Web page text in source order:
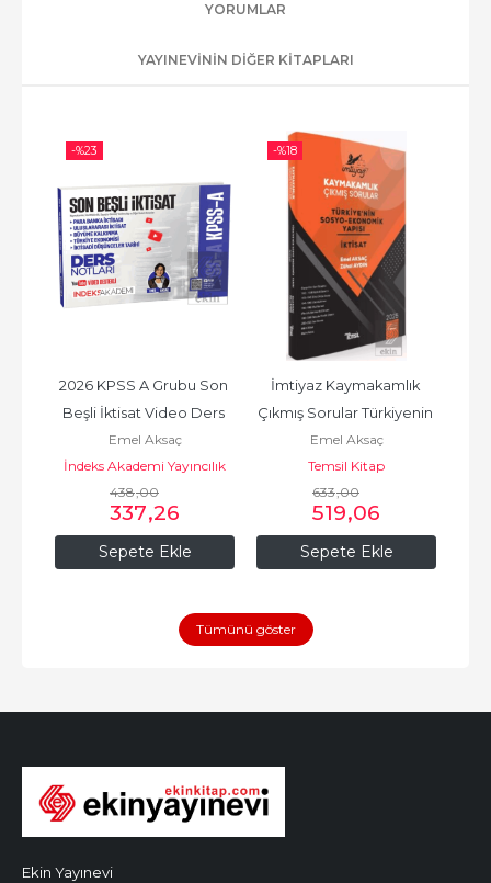
YORUMLAR
YAYINEVININ DIĞER KITAPLARI
-%23
Sepete Ekle
2026 KPSS A Grubu Son
Beşli İktisat Video Ders
Notları
Emel Aksaç
İndeks Akademi Yayıncılık
438,00
337,26
-%18
Sepete Ekle
İmtiyaz Kaymakamlık
Çıkmış Sorular Türkiyenin
Sosyo - Ekonomik Yapısı
ve...
Emel Aksaç
Temsil Kitap
633,00
519,06
Tümünü göster
Ekin Yayınevi